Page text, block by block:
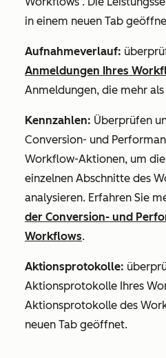
in einem neuen Tab
Aufnahmeverlauf:
Anmeldungen Ihres
Anmeldungen, die mehr
Kennzahlen: Überprüfen
Conversion- und
Workflow-Aktionen, um
einzelnen Abschnitte des
analysieren. Erfahren Sie
der Conversion- und
Workflows.
Aktionsprotokolle:
Aktionsprotokolle Ihres
Aktionsprotokolle des
neuen Tab geöffnet.